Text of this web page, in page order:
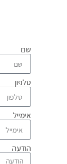
שם
טלפון
אימייל
הודעה